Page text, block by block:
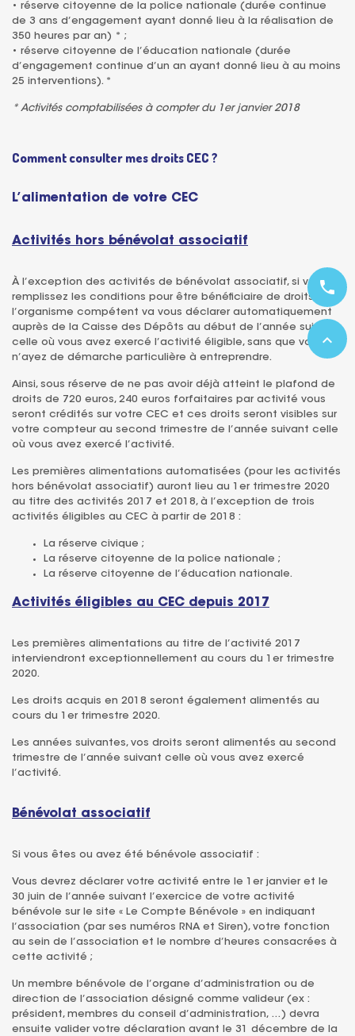
• réserve citoyenne de la police nationale (durée continue
de 3 ans d’engagement ayant donné lieu à la réalisation de
350 heures par an) * ;
• réserve citoyenne de l’éducation nationale (durée
d’engagement continue d’un an ayant donné lieu à au moins
25 interventions). *
* Activités comptabilisées à compter du 1er janvier 2018
Comment consulter mes droits CEC ?
L’alimentation de votre CEC
Activités hors bénévolat associatif
À l’exception des activités de bénévolat associatif, si vous
remplissez les conditions pour être bénéficiaire de droits CEC,
l’organisme compétent va vous déclarer automatiquement
auprès de la Caisse des Dépôts au début de l’année suivant
celle où vous avez exercé l’activité éligible, sans que vous
n’ayez de démarche particulière à entreprendre.
Ainsi, sous réserve de ne pas avoir déjà atteint le plafond de
droits de 720 euros, 240 euros forfaitaires par activité vous
seront crédités sur votre CEC et ces droits seront visibles sur
votre compteur au second trimestre de l’année suivant celle
où vous avez exercé l’activité.
Les premières alimentations automatisées (pour les activités
hors bénévolat associatif) auront lieu au 1er trimestre 2020
au titre des activités 2017 et 2018, à l’exception de trois
activités éligibles au CEC à partir de 2018 :
La réserve civique ;
La réserve citoyenne de la police nationale ;
La réserve citoyenne de l’éducation nationale.
Activités éligibles au CEC depuis 2017
Les premières alimentations au titre de l’activité 2017
interviendront exceptionnellement au cours du 1er trimestre
2020.
Les droits acquis en 2018 seront également alimentés au
cours du 1er trimestre 2020.
Les années suivantes, vos droits seront alimentés au second
trimestre de l’année suivant celle où vous avez exercé
l’activité.
Bénévolat associatif
Si vous êtes ou avez été bénévole associatif :
Vous devrez déclarer votre activité entre le 1er janvier et le
30 juin de l’année suivant l’exercice de votre activité
bénévole sur le site « Le Compte Bénévole » en indiquant
l’association (par ses numéros RNA et Siren), votre fonction
au sein de l’association et le nombre d’heures consacrées à
cette activité ;
Un membre bénévole de l’organe d’administration ou de
direction de l’association désigné comme valideur (ex :
président, membres du conseil d’administration, …) devra
ensuite valider votre déclaration avant le 31 décembre de la
phone
expand_less